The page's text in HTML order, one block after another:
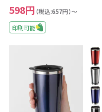
598円 （税込:657円）～
印刷可能